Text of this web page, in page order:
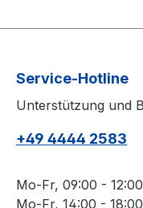
Service-Hotline
Unterstützung und
+49 4444 2583
Mo-Fr, 09:00 -
Mo-Fr, 14:00 -